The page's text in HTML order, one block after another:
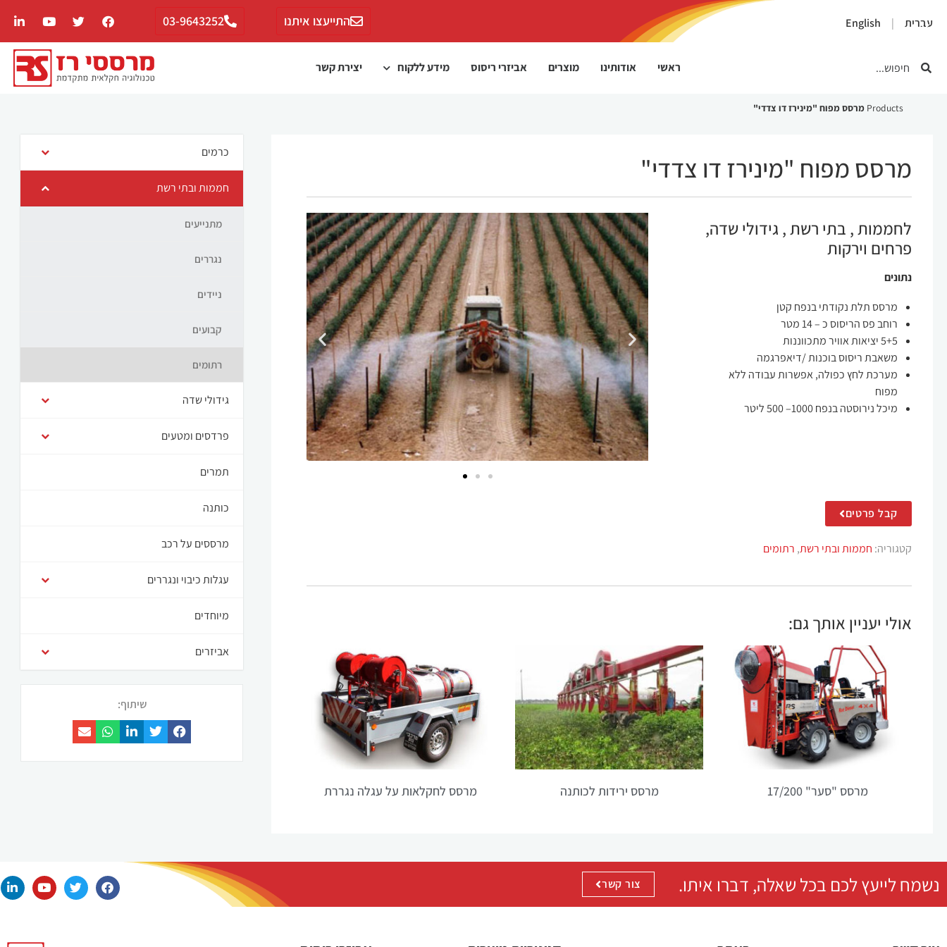
עברית English התייעצו איתנו 03-9643252
ראשי אודותינו מוצרים אביזרי ריסוס מידע ללקוח יצירת קשר
Products מרסס מפוח "מינירז דו צדדי"
מרסס מפוח "מינירז דו צדדי"
לחממות , בתי רשת , גידולי שדה,
פרחים וירקות
נתונים
מרסס תלת נקודתי בנפח קטן
רוחב פס הריסוס כ – 14 מטר
5+5 יציאות אוויר מתכווננות
משאבת ריסוס בוכנות /דיאפרגמה
מערכת לחץ כפולה, אפשרות עבודה ללא
מפוח
מיכל נירוסטה בנפח 1000– 500 ליטר
קבל פרטים
קטגוריה: חממות ובתי רשת, רתומים
אולי יעניין אותך גם:
מרסס "סער" 17/200 מרסס ירידות לכותנה מרסס לחקלאות על עגלה נגררת
כרמים
חממות ובתי רשת
מתנייעים
נגררים
ניידים
קבועים
רתומים
גידולי שדה
פרדסים ומטעים
תמרים
כותנה
מרססים על רכב
עגלות כיבוי ונגררים
מיוחדים
אביזרים
שיתוף:
נשמח לייעץ לכם בכל שאלה, דברו איתו. צור קשר
×
חיוניים
קובצי
Cookie
סטטיסטיקה
האתר,
בהתבסס על
אופן השימוש
באתר.
חוויית
משתנש
על מנת